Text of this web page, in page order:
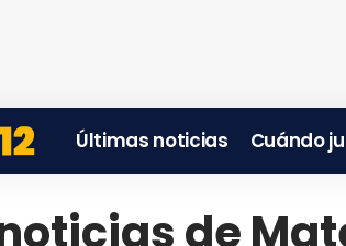
Últimas noticias Cuándo
de